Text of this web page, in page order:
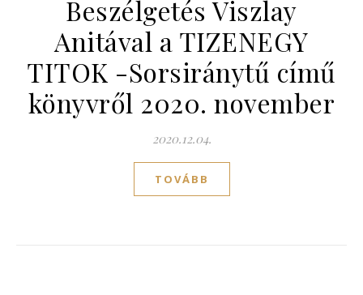
Beszélgetés Viszlay
Anitával a TIZENEGY
TITOK -Sorsiránytű című
könyvről 2020. november
2020.12.04.
TOVÁBB